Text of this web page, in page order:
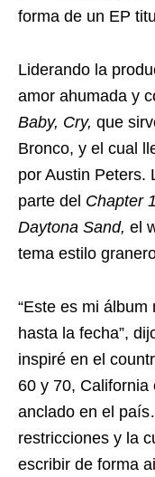
forma de un EP
Liderando la
amor ahumada y
Baby, Cry, que
Bronco, y el cual
por Austin Peters.
parte del Chapter 1
Daytona Sand, el
tema estilo
“Este es mi
hasta la fecha”,
inspiré en el
60 y 70,
anclado en el
restricciones y la
escribir de forma